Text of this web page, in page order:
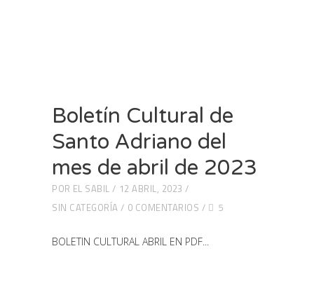
Boletín Cultural de
Santo Adriano del
mes de abril de 2023
POR EL SABIL
12 ABRIL, 2023
SIN CATEGORÍA
0 COMENTARIOS 5
BOLETIN CULTURAL ABRIL EN PDF